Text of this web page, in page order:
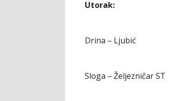
Utorak:
Drina – Ljubić
Sloga – Željezničar ST